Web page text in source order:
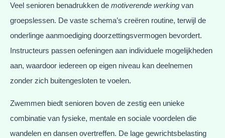
Veel senioren benadrukken de motiverende werking van
groepslessen. De vaste schema’s creëren routine, terwijl de
onderlinge aanmoediging doorzettingsvermogen bevordert.
Instructeurs passen oefeningen aan individuele mogelijkheden
aan, waardoor iedereen op eigen niveau kan deelnemen
zonder zich buitengesloten te voelen.
Zwemmen biedt senioren boven de zestig een unieke
combinatie van fysieke, mentale en sociale voordelen die
wandelen en dansen overtreffen. De lage gewrichtsbelasting